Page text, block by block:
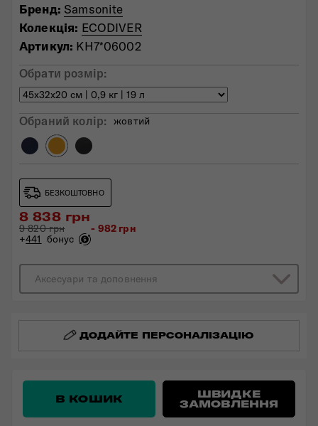
Бренд: Samsonite
Колекція: ECODIVER
Артикул: KH7*06002
Обрати розмір:
Обраний колiр: жовтий
БЕЗКОШТОВНО
8 838 грн
9 820 грн
- 982 грн
+441 бонус
Аксесуари та доповнення
ДОДАЙТЕ ПЕРСОНАЛІЗАЦІЮ
В КОШИК ШВИДКЕ
ЗАМОВЛЕННЯ